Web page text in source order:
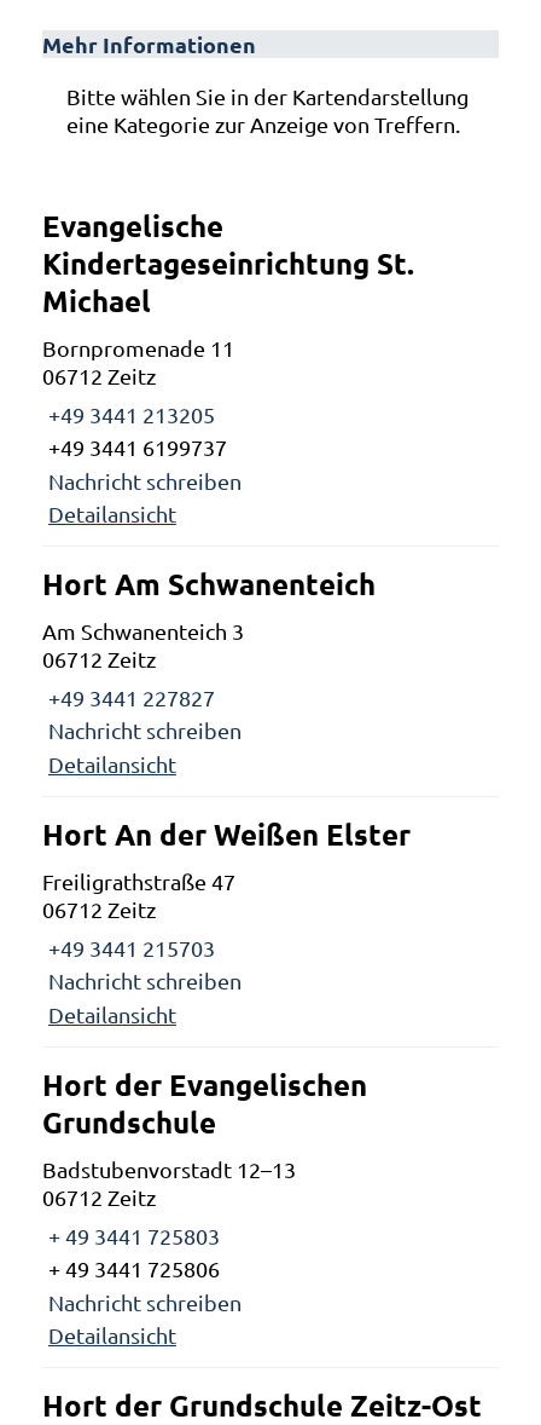
Mehr Informationen
Bitte wählen Sie in der Kartendarstellung
eine Kategorie zur Anzeige von Treffern.
Evangelische
Kindertageseinrichtung St.
Michael
Bornpromenade 11
06712 Zeitz
+49 3441 213205
+49 3441 6199737
Nachricht schreiben
Detailansicht
Hort Am Schwanenteich
Am Schwanenteich 3
06712 Zeitz
+49 3441 227827
Nachricht schreiben
Detailansicht
Hort An der Weißen Elster
Freiligrathstraße 47
06712 Zeitz
+49 3441 215703
Nachricht schreiben
Detailansicht
Hort der Evangelischen
Grundschule
Badstubenvorstadt 12–13
06712 Zeitz
+ 49 3441 725803
+ 49 3441 725806
Nachricht schreiben
Detailansicht
Hort der Grundschule Zeitz-Ost